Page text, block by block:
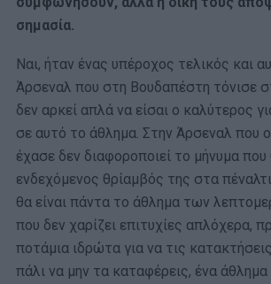
σημασία.
Ναι, ήταν ένας υπέροχος τελικός και
Άρσεναλ που στη Βουδαπέστη τόνισε
δεν αρκεί απλά να είσαι ο καλύτερος
σε αυτό το άθλημα. Στην Άρσεναλ που
έχασε δεν διαφοροποιεί το μήνυμα
ενδεχόμενος θρίαμβός της στα
θα είναι πάντα το άθλημα των
που δεν χαρίζει επιτυχίες απλόχερα,
ποτάμια ιδρώτα για να τις
πάλι να μην τα καταφέρεις, ένα άθλημα